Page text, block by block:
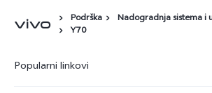
Podrška
Nadogradnja sistema i
Y70
Popularni linkovi